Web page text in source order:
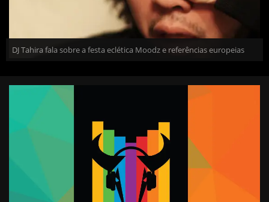
DJ Tahira fala sobre a festa eclética Moodz e referências europeias